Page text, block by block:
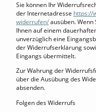
Sie können Ihr
der Internetadresse https://
widerrufen/ausüben. Wenn
Ihnen auf einem
unverzüglich eine
der Widerrufserklärung
Eingangs übermittelt.
Zur Wahrung der
über die Ausübung des
absenden.
Folgen des Widerrufs